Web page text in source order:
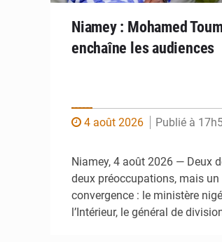
Niamey : Mohamed
enchaîne les audiences
4 août 2026 Publié à
Niamey, 4 août 2026 — Deux
deux préoccupations, mais
convergence : le ministère
l’Intérieur, le général de